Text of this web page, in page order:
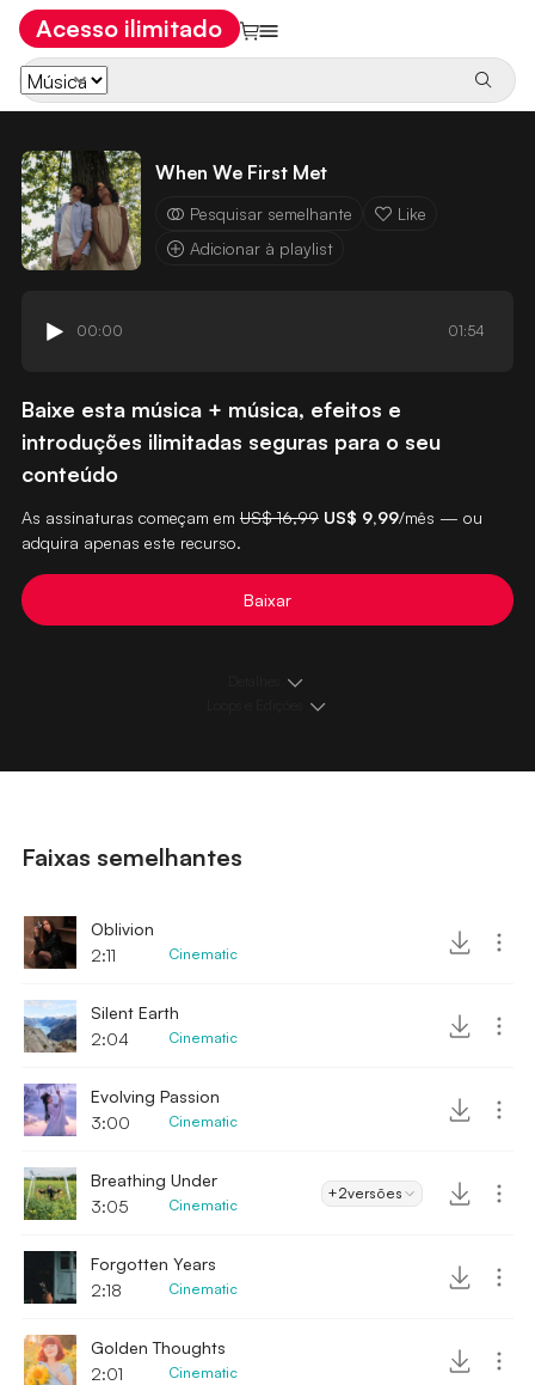
Acesso ilimitado
When We First Met
Pesquisar semelhante
Like
Adicionar à playlist
00:00 01:54
Baixe esta música + música, efeitos e
introduções ilimitadas seguras para o seu
conteúdo
As assinaturas começam em US$ 16,99 US$ 9,99/mês — ou
adquira apenas este recurso.
Baixar
Faixas semelhantes
Oblivion
2:11
Cinematic
Silent Earth
2:04
Cinematic
Evolving Passion
3:00
Cinematic
Breathing Under
3:05
Cinematic
+2versões
Forgotten Years
2:18
Cinematic
Golden Thoughts
2:01
Cinematic